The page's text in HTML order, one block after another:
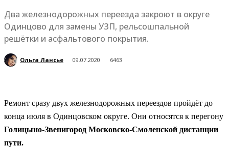
Два железнодорожных переезда закроют в округе
Одинцово для замены УЗП, рельсошпальной
решётки и асфальтового покрытия.
Ольга Лансье 09.07.2020 6463
Ремонт сразу двух железнодорожных переездов пройдёт до
конца июля в Одинцовском округе. Они относятся к перегону
Голицыно-Звенигород Московско-Смоленской дистанции
пути.